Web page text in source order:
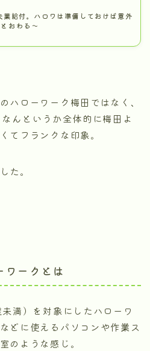
給付。ハロワは準備しておけば意外
おわる～
ハローワーク梅田ではなく、
なんというか全体的に梅田よ
てフランクな印象。
た。
ワークとは
満）を対象にしたハローワ
どに使えるパソコンや作業ス
のような感じ。